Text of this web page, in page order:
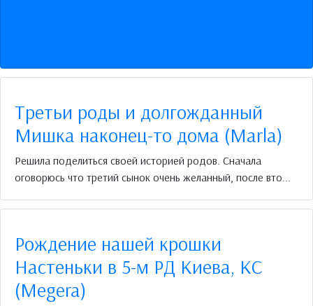
Третьи роды и долгожданный
Мишка наконец-то дома (Marla)
Решила поделиться своей историей родов. Сначала
оговорюсь что третий сынок очень желанный, после вто...
Рождение нашей крошки
Настеньки в 5-м РД Киева, КС
(Megera)